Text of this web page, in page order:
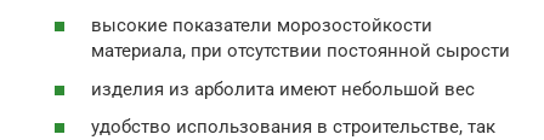
высокие показатели морозостойкости
материала, при отсутствии постоянной сырости
изделия из арболита имеют небольшой вес
удобство использования в строительстве, так